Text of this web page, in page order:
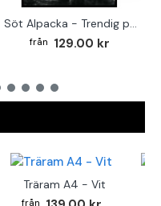
Söt Alpacka - Trendig poster
129.00 kr
Träram A4 - Vit